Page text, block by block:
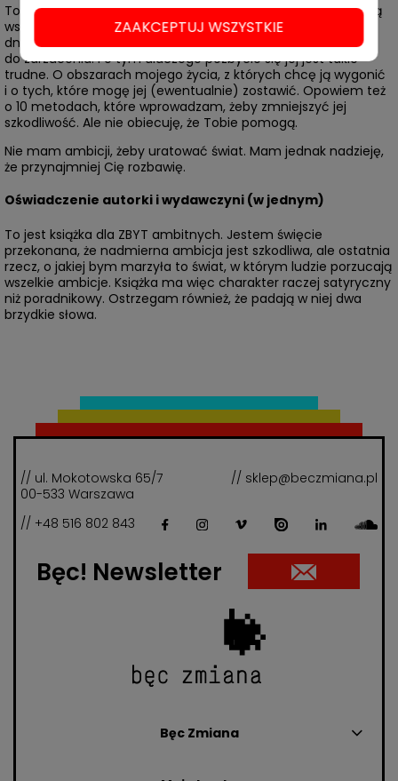
To książka o tym, jak zabić ambicję. Tę przebiegłą sucz, którą
wszyscy ubóstwiają i stawiają na piedestale, a która każdego
dnia podstępnie rujnuje mi życie. O tym, co mam jej
do zarzucenia. I o tym dlaczego pozbycie się jej jest takie
trudne. O obszarach mojego życia, z których chcę ją wygonić
i o tych, które mogę jej (ewentualnie) zostawić. Opowiem też
o 10 metodach, które wprowadzam, żeby zmniejszyć jej
szkodliwość. Ale nie obiecuję, że Tobie pomogą.
Nie mam ambicji, żeby uratować świat. Mam jednak nadzieję,
że przynajmniej Cię rozbawię.
Oświadczenie autorki i wydawczyni (w jednym)
To jest książka dla ZBYT ambitnych. Jestem święcie
przekonana, że nadmierna ambicja jest szkodliwa, ale ostatnia
rzecz, o jakiej bym marzyła to świat, w którym ludzie porzucają
wszelkie ambicje. Książka ma więc charakter raczej satyryczny
niż poradnikowy. Ostrzegam również, że padają w niej dwa
brzydkie słowa.
// ul. Mokotowska 65/7
00-533 Warszawa
// sklep@beczmiana.pl
// +48 516 802 843
Bęc! Newsletter
Bęc Zmiana
ZAAKCEPTUJ WSZYSTKIE